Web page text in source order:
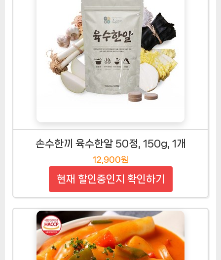
손수한끼 육수한알 50정, 150g, 1개
12,900원
현재 할인중인지 확인하기